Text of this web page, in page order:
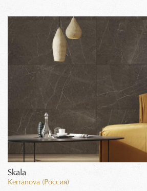
Skala
Kerranova (Россия)